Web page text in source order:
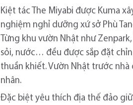
Kiệt tác The Miyabi được Kuma
nghiệm nghỉ dưỡng xứ sở Phù
Từng khu vườn Nhật như
sỏi, nước… đều được sắp đặt
thuần khiết. Vườn Nhật trước
nhân.
Đặc biệt yêu thích địa thế đảo